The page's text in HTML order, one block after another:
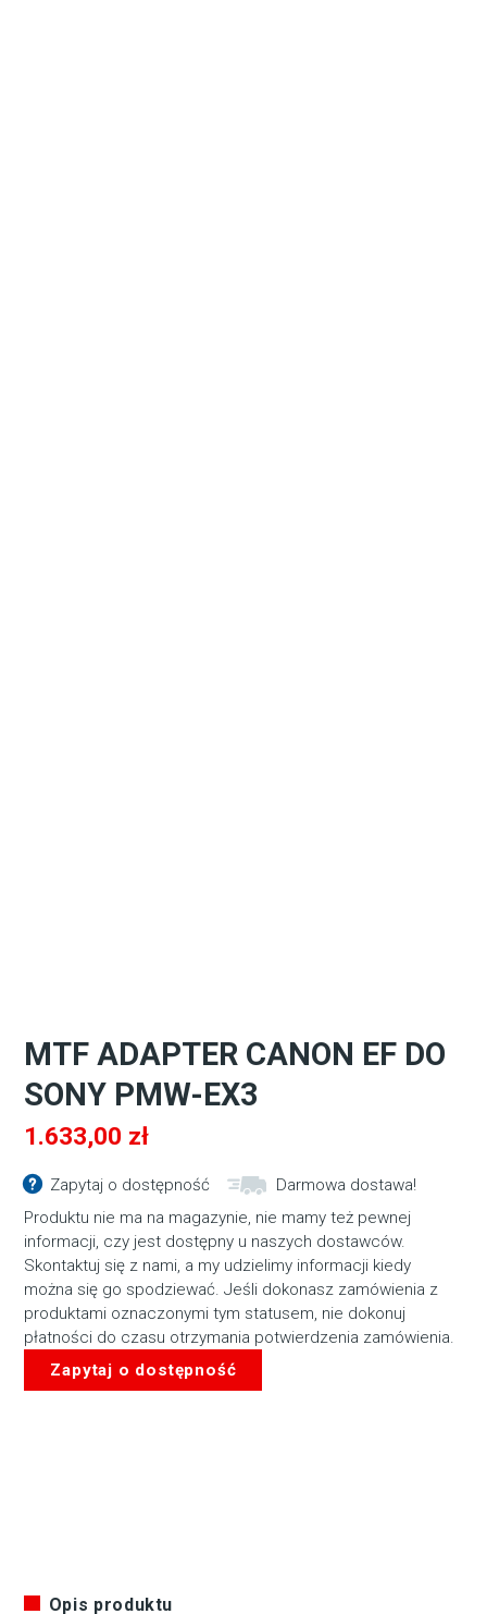
MTF ADAPTER CANON EF DO
SONY PMW-EX3
1.633,00 zł
Zapytaj o dostępność
Darmowa dostawa!
Produktu nie ma na magazynie, nie mamy też pewnej
informacji, czy jest dostępny u naszych dostawców.
Skontaktuj się z nami, a my udzielimy informacji kiedy
można się go spodziewać. Jeśli dokonasz zamówienia z
produktami oznaczonymi tym statusem, nie dokonuj
płatności do czasu otrzymania potwierdzenia zamówienia.
Zapytaj o dostępność
Opis produktu